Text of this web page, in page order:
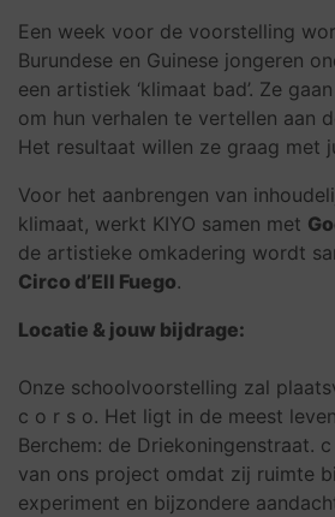
Een week voor de voorstelling
Burundese en Guinese jongeren
een artistiek ‘klimaat bad’. Ze
om hun verhalen te vertellen aan
Het resultaat willen ze graag met
Voor het aanbrengen van
klimaat, werkt KIYO samen met
de artistieke omkadering wordt
Circo d’Ell Fuego.
Locatie & jouw bijdrage:
Onze schoolvoorstelling zal
c o r s o. Het ligt in de meest
Berchem: de Driekoningenstraat.
van ons project omdat zij ruimte
experiment en bijzondere